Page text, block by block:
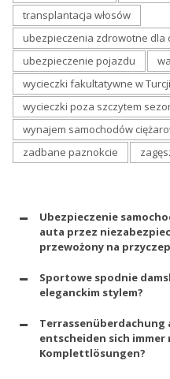
transplantacja włosów
ubezpieczenia zdrowotne dla
ubezpieczenie pojazdu
wycieczki fakultatywne w Turcji
wycieczki poza szczytem
wynajem samochodów
zadbane paznokcie
Ubezpieczenie
auta przez
przewożony na
Sportowe spodnie
eleganckim stylem?
Terrassenüberdachung
entscheiden sich
Komplettlösungen?